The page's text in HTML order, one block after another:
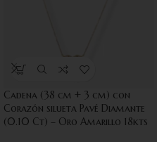
Cadena (38 cm + 3 cm) con
Corazón silueta Pavé Diamante
(0.10 Ct) – Oro Amarillo 18kts